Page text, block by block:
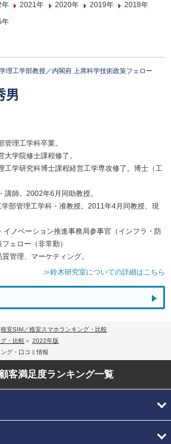
年 2021年 2020年 2019年
2018年
年
理工学部教授／内閣府 上席科学技術政策フェロー
男
理工学科卒業。
学院修士課程修了。
工学研究科博士課程経営工学専攻修了。博士（工
師。2002年6月同助教授。
部管理工学科・准教授。2011年4月同教授、現
ノベーション推進事務局参事官（インフラ・防
ェロー（非常勤）
管理、マーケティング。
≫鈴木研究室についての詳細はこちら
格安SIM／格安スマホランキング・比較
・比較
2022年版
グ・口コミ情報
客満足度ランキング一覧